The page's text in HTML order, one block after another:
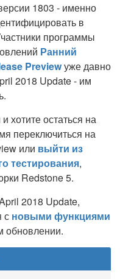
1803 - именно
в
программы
Ранний
Previewуже давно
2018 Update - им
хотите остаться на
переключиться на
или выйти из
тестирования,
Redstone 5.
2018 Update,
с новыми функциями
обновлении.